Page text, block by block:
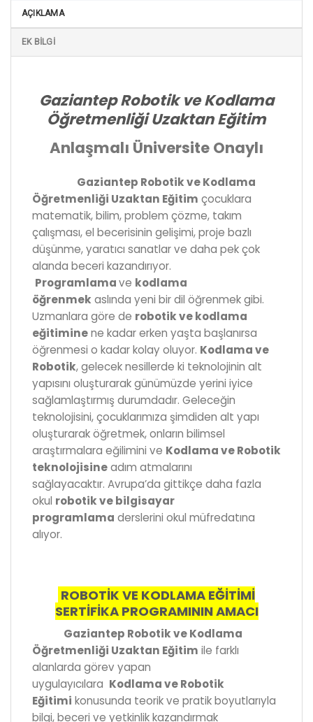
AÇIKLAMA
EK BILGI
Gaziantep Robotik ve Kodlama
Öğretmenliği Uzaktan Eğitim
Anlaşmalı Üniversite Onaylı
Gaziantep Robotik ve Kodlama
Öğretmenliği Uzaktan Eğitim çocuklara
matematik, bilim, problem çözme, takım
çalışması, el becerisinin gelişimi, proje bazlı
düşünme, yaratıcı sanatlar ve daha pek çok
alanda beceri kazandırıyor.
Programlamave kodlama
öğrenmek aslında yeni bir dil öğrenmek gibi.
Uzmanlara göre de robotik ve kodlama
eğitiminene kadar erken yaşta başlanırsa
öğrenmesi o kadar kolay oluyor. Kodlama ve
Robotik, gelecek nesillerde ki teknolojinin alt
yapısını oluşturarak günümüzde yerini iyice
sağlamlaştırmış durumdadır. Geleceğin
teknolojisini, çocuklarımıza şimdiden alt yapı
oluşturarak öğretmek, onların bilimsel
araştırmalara eğilimini ve Kodlama ve Robotik
teknolojisineadım atmalarını
sağlayacaktır. Avrupa’da gittikçe daha fazla
okul robotik ve bilgisayar
programlama derslerini okul müfredatına
alıyor.
ROBOTİK VE KODLAMA EĞİTİMİ
SERTİFİKA PROGRAMININ AMACI
Gaziantep Robotik ve Kodlama
Öğretmenliği Uzaktan Eğitim ile farklı
alanlarda görev yapan
uygulayıcılara Kodlama ve Robotik
Eğitimi konusunda teorik ve pratik boyutlarıyla
bilgi, beceri ve yetkinlik kazandırmak